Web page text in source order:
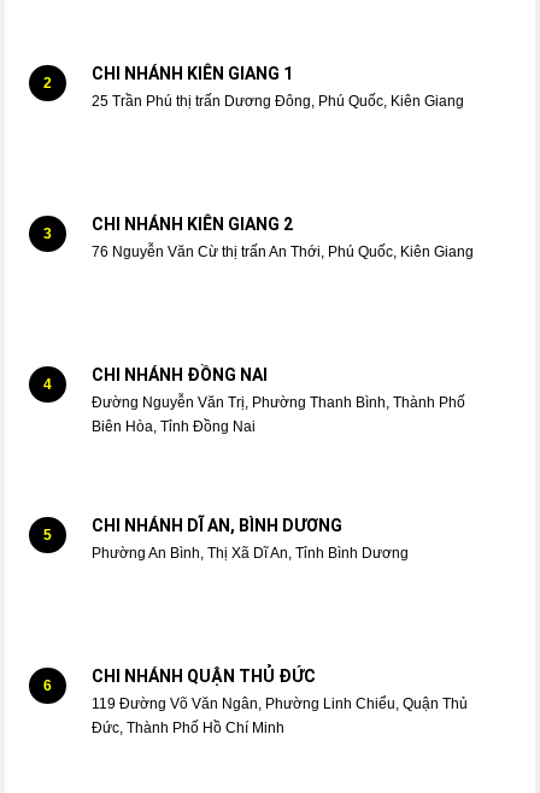
2 CHI NHÁNH KIÊN GIANG 1
25 Trần Phú thị trấn Dương Đông, Phú Quốc, Kiên Giang
3 CHI NHÁNH KIÊN GIANG 2
76 Nguyễn Văn Cừ thị trấn An Thới, Phú Quốc, Kiên Giang
4 CHI NHÁNH ĐỒNG NAI
Đường Nguyễn Văn Trị, Phường Thanh Bình, Thành Phố
Biên Hòa, Tỉnh Đồng Nai
5 CHI NHÁNH DĨ AN, BÌNH DƯƠNG
Phường An Bình, Thị Xã Dĩ An, Tỉnh Bình Dương
6 CHI NHÁNH QUẬN THỦ ĐỨC
119 Đường Võ Văn Ngân, Phường Linh Chiểu, Quận Thủ
Đức, Thành Phố Hồ Chí Minh